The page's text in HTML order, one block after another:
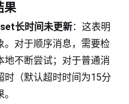
果
长时间未更新：这表明
。对于顺序消息，需要检
地不断尝试；对于普通消
时（默认超时时间为15分